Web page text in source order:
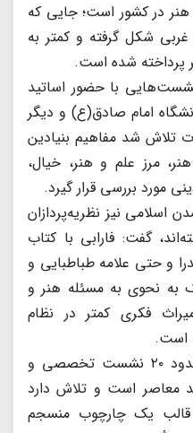
در کشور است؛ جایی که
شکل گرفته و کمتر به
پرداخته شده است.
نشست‌هایی با حضور اساتید
امام صادق(ع) و دیگر
تلاش شد مفاهیم بنیادین
مرز علم و هنر، خیال،
مورد بررسی قرار گیرد.
اسلامی نیز نظریه‌پردازان
گفت: فارابی با کتاب
و حتی علامه طباطبایی و
به نحوی به مسئله هنر و
میراث فکری کمتر در نظام
است.
وی افزود: این کتاب حاصل حدود ۲۰ نشست تخصصی و
از ۱۰ اندیشمند معاصر است و تلاش دارد
قالب یک چارچوب منسجم